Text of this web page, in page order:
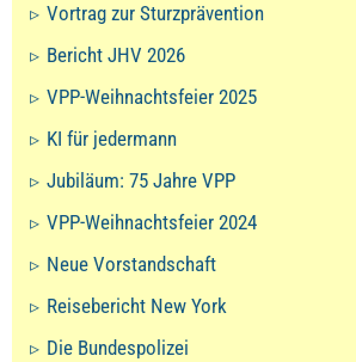
Vortrag zur Sturzprävention
Bericht JHV 2026
VPP-Weihnachtsfeier 2025
KI für jedermann
Jubiläum: 75 Jahre VPP
VPP-Weihnachtsfeier 2024
Neue Vorstandschaft
Reisebericht New York
Die Bundespolizei